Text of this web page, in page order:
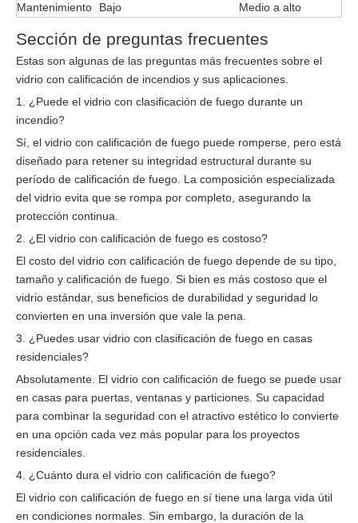
Mantenimiento Bajo Medio a alto
Sección de preguntas frecuentes
Estas son algunas de las preguntas más frecuentes sobre el
vidrio con calificación de incendios y sus aplicaciones.
1. ¿Puede el vidrio con clasificación de fuego durante un
incendio?
Sí, el vidrio con calificación de fuego puede romperse, pero está
diseñado para retener su integridad estructural durante su
período de calificación de fuego. La composición especializada
del vidrio evita que se rompa por completo, asegurando la
protección continua.
2. ¿El vidrio con calificación de fuego es costoso?
El costo del vidrio con calificación de fuego depende de su tipo,
tamaño y calificación de fuego. Si bien es más costoso que el
vidrio estándar, sus beneficios de durabilidad y seguridad lo
convierten en una inversión que vale la pena.
3. ¿Puedes usar vidrio con clasificación de fuego en casas
residenciales?
Absolutamente. El vidrio con calificación de fuego se puede usar
en casas para puertas, ventanas y particiones. Su capacidad
para combinar la seguridad con el atractivo estético lo convierte
en una opción cada vez más popular para los proyectos
residenciales.
4. ¿Cuánto dura el vidrio con calificación de fuego?
El vidrio con calificación de fuego en sí tiene una larga vida útil
en condiciones normales. Sin embargo, la duración de la